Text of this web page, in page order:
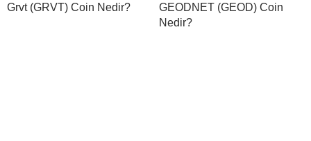
Grvt (GRVT) Coin Nedir?
GEODNET (GEOD) Coin
Nedir?